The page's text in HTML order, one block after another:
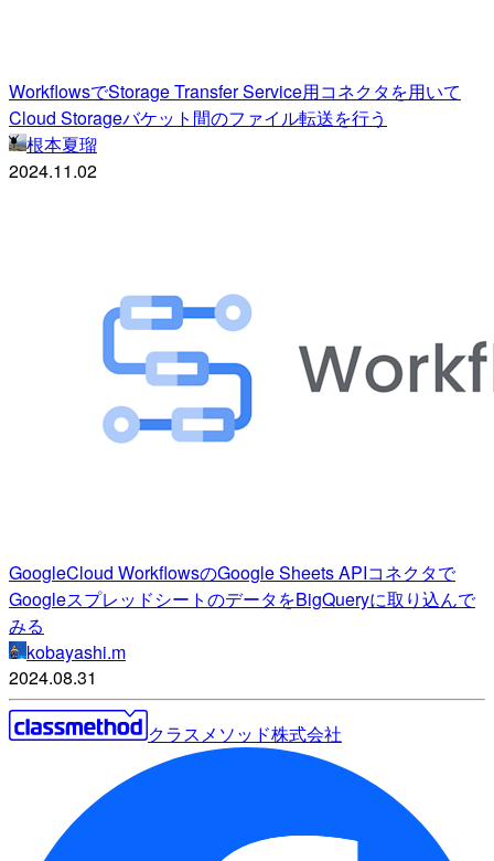
WorkflowsでStorage Transfer Service用コネクタを用いて
Cloud Storageバケット間のファイル転送を行う
根本夏瑠
2024.11.02
GoogleCloud WorkflowsのGoogle Sheets APIコネクタで
GoogleスプレッドシートのデータをBigQueryに取り込んで
みる
kobayashi.m
2024.08.31
クラスメソッド株式会社